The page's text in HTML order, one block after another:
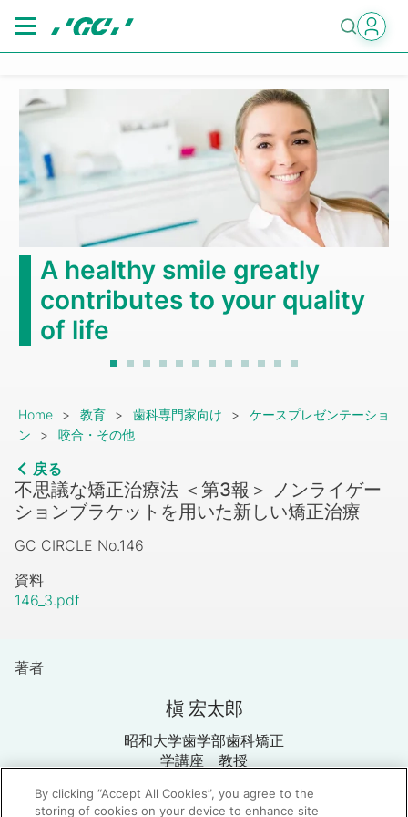
main
A healthy smile greatly
contributes to your quality
of life
Breadcrumb
Home 教育 歯科専門家向け
ケースプレゼンテーショ
ン
咬合・その他
戻る
不思議な矯正治療法 ＜第3報＞ ノンライゲー
ションブラケットを用いた新しい矯正治療
GC CIRCLE No.146
資料
146_3.pdf
著者
槇 宏太郎
昭和大学歯学部歯科矯正
学講座 教授
By clicking “Accept All Cookies”, you agree to the
storing of cookies on your device to enhance site